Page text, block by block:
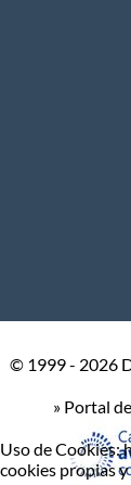
© 1999 - 2026
» Portal
Uso de
cookies propias